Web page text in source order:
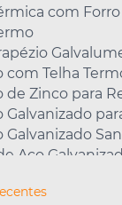
com Forro
com Telha
de Zinco para
Galvanizado
Galvanizado
Aço
Telha Galvalume